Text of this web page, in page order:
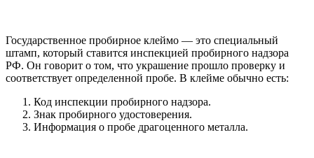
Государственное пробирное клеймо — это специальный
штамп, который ставится инспекцией пробирного надзора
РФ. Он говорит о том, что украшение прошло проверку и
соответствует определенной пробе. В клейме обычно есть:
Код инспекции пробирного надзора.
Знак пробирного удостоверения.
Информация о пробе драгоценного металла.